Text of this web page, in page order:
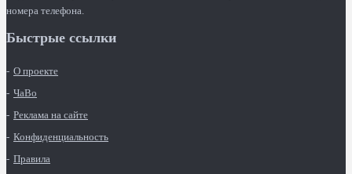
номера телефона.
Быстрые ссылки
О проекте
ЧаВо
Реклама на сайте
Конфиденциальность
Правила